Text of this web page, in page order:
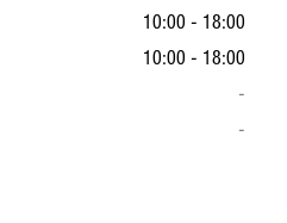
10:00 - 18:00
10:00 - 18:00
-
-